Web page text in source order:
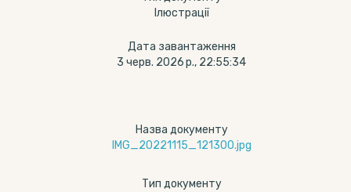
Ілюстрації
Дата завантаження
3 черв. 2026 р., 22:55:34
Назва документу
IMG_20221115_121300.jpg
Тип документу